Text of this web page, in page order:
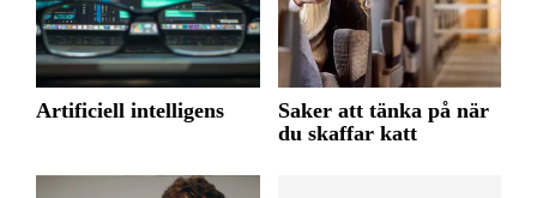
Artificiell intelligens
Saker att tänka på när
du skaffar katt